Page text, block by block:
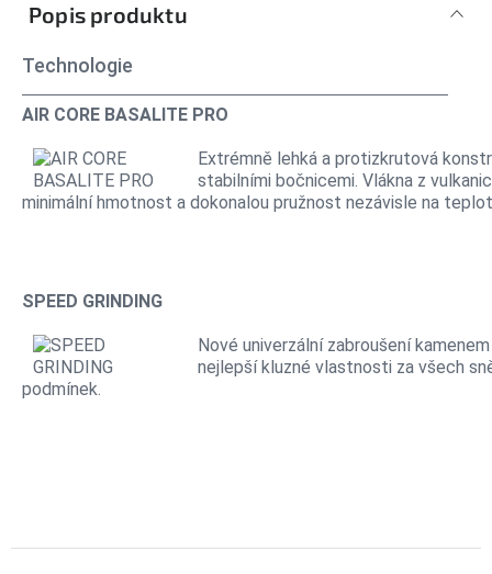
Popis produktu
Technologie
AIR CORE BASALITE PRO
Extrémně lehká a protizkrutová
stabilními bočnicemi. Vlákna z
minimální hmotnost a dokonalou pružnost nezávisle na
SPEED GRINDING
Nové univerzální zabroušení
nejlepší kluzné vlastnosti za všech
podmínek.